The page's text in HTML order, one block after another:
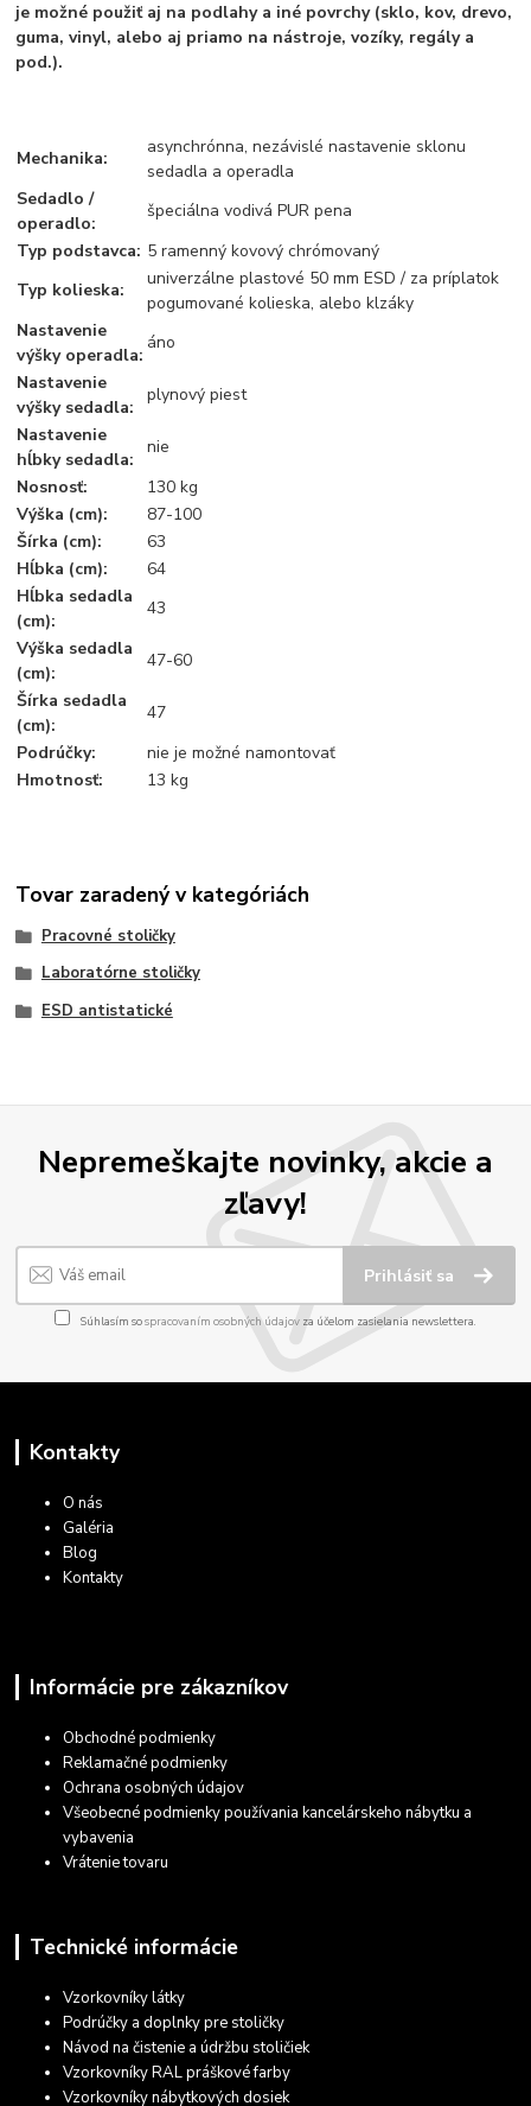
je možné použiť aj na podlahy a iné povrchy (sklo, kov, drevo,
guma, vinyl, alebo aj priamo na nástroje, vozíky, regály a
pod.).
Mechanika:
asynchrónna, nezávislé nastavenie sklonu
sedadla a operadla
Sedadlo /
operadlo:
špeciálna vodivá PUR pena
Typ podstavca: 5 ramenný kovový chrómovaný
Typ kolieska:
univerzálne plastové 50 mm ESD / za príplatok
pogumované kolieska, alebo klzáky
Nastavenie
výšky operadla:
áno
Nastavenie
výšky sedadla:
plynový piest
Nastavenie
hĺbky sedadla:
nie
Nosnosť:
130 kg
Výška (cm):
87-100
Šírka (cm):
63
Hĺbka (cm):
64
Hĺbka sedadla
(cm):
43
Výška sedadla
(cm):
47-60
Šírka sedadla
(cm):
47
Podrúčky:
nie je možné namontovať
Hmotnosť:
13 kg
Tovar zaradený v kategóriách
Pracovné stoličky
Laboratórne stoličky
ESD antistatické
Nepremeškajte novinky, akcie a
zľavy!
Prihlásiť sa
Súhlasím sospracovaním osobných údajov za účelom zasielania newslettera.
Kontakty
O nás
Galéria
Blog
Kontakty
Informácie pre zákazníkov
Obchodné podmienky
Reklamačné podmienky
Ochrana osobných údajov
Všeobecné podmienky používania kancelárskeho nábytku a
vybavenia
Vrátenie tovaru
Technické informácie
Vzorkovníky látky
Podrúčky a doplnky pre stoličky
Návod na čistenie a údržbu stoličiek
Vzorkovníky RAL práškové farby
Vzorkovníky nábytkových dosiek